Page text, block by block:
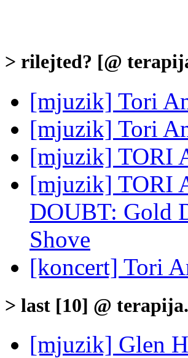
> rilejted? [@
[mjuzik] Tori
[mjuzik] Tori
[mjuzik] TORI
[mjuzik] TORI
DOUBT: Gold
Shove
[koncert] Tori
> last [10] @
[mjuzik] Glen